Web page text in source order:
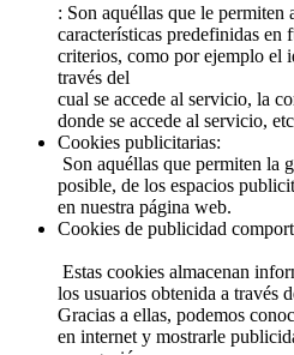
: Son aquéllas que le permiten
características predefinidas en
criterios, como por ejemplo el
través del
cual se accede al servicio, la
donde se accede al servicio,
Cookies publicitarias:
Son aquéllas que permiten la
posible, de los espacios
en nuestra página web.
Cookies de publicidad
Estas cookies almacenan
los usuarios obtenida a través
Gracias a ellas, podemos
en internet y mostrarle